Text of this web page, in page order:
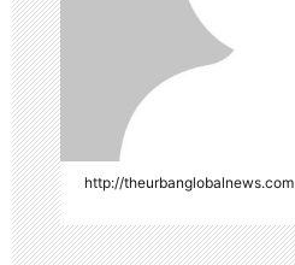
http://theurbanglobalnews.com